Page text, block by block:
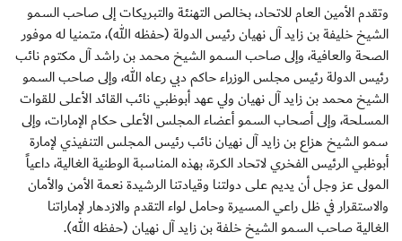
وتقدم الأمين العام للاتحاد، بخالص التهنئة والتبريكات إلى صاحب السمو
الشيخ خليفة بن زايد آل نهيان رئيس الدولة (حفظه الله)، متمنيا له موفور
الصحة والعافية، وإلى صاحب السمو الشيخ محمد بن راشد آل مكتوم نائب
رئيس الدولة رئيس مجلس الوزراء حاكم دبي رعاه الله، وإلى صاحب السمو
الشيخ محمد بن زايد آل نهيان ولي عهد أبوظبي نائب القائد الأعلى للقوات
المسلحة، وإلى أصحاب السمو أعضاء المجلس الأعلى حكام الإمارات، وإلى
سمو الشيخ هزاع بن زايد آل نهيان نائب رئيس المجلس التنفيذي لإمارة
أبوظبي الرئيس الفخري لاتحاد الكرة، بهذه المناسبة الوطنية الغالية، داعياً
المولى عز وجل أن يديم على دولتنا وقيادتنا الرشيدة نعمة الأمن والأمان
والاستقرار في ظل راعي المسيرة وحامل لواء التقدم والازدهار لإماراتنا
الغالية صاحب السمو الشيخ خلفة بن زايد آل نهيان (حفظه الله).